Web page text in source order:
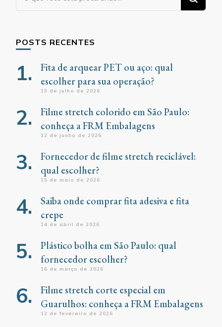
algo?
POSTS RECENTES
Fita de arquear PET ou aço: qual
escolher para sua operação?
13 de julho de 2026
Filme stretch colorido em São Paulo:
conheça a FRM Embalagens
12 de junho de 2026
Fornecedor de filme stretch reciclável:
qual escolher?
15 de maio de 2026
Saiba onde comprar fita adesiva e fita
crepe
14 de abril de 2026
Plástico bolha em São Paulo: qual
fornecedor escolher?
16 de março de 2026
Filme stretch corte especial em
Guarulhos: conheça a FRM Embalagens
12 de fevereiro de 2026